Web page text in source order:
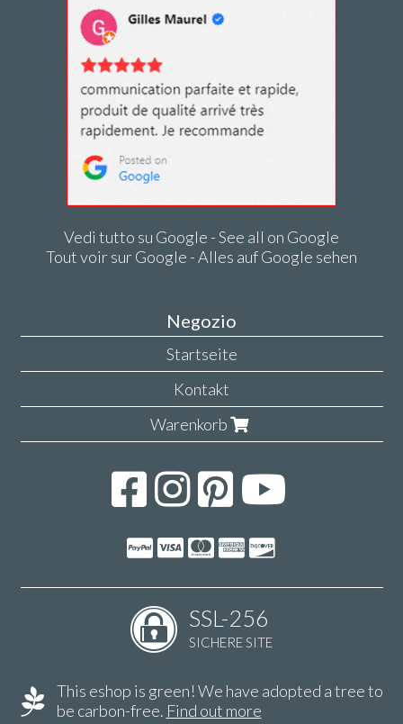
Vedi tutto su Google - See all on Google
Tout voir sur Google - Alles auf Google sehen
Negozio
Startseite
Kontakt
Warenkorb
SSL-256
SICHERE SITE
This eshop is green! We have adopted a tree to
be carbon-free. Find out more